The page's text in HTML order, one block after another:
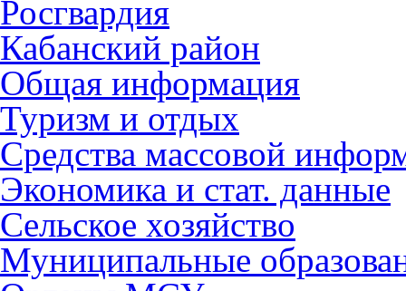
Росгвардия
Кабанский район
Общая информация
Туризм и отдых
Средства массовой
Экономика и стат. данные
Сельское хозяйство
Муниципальные